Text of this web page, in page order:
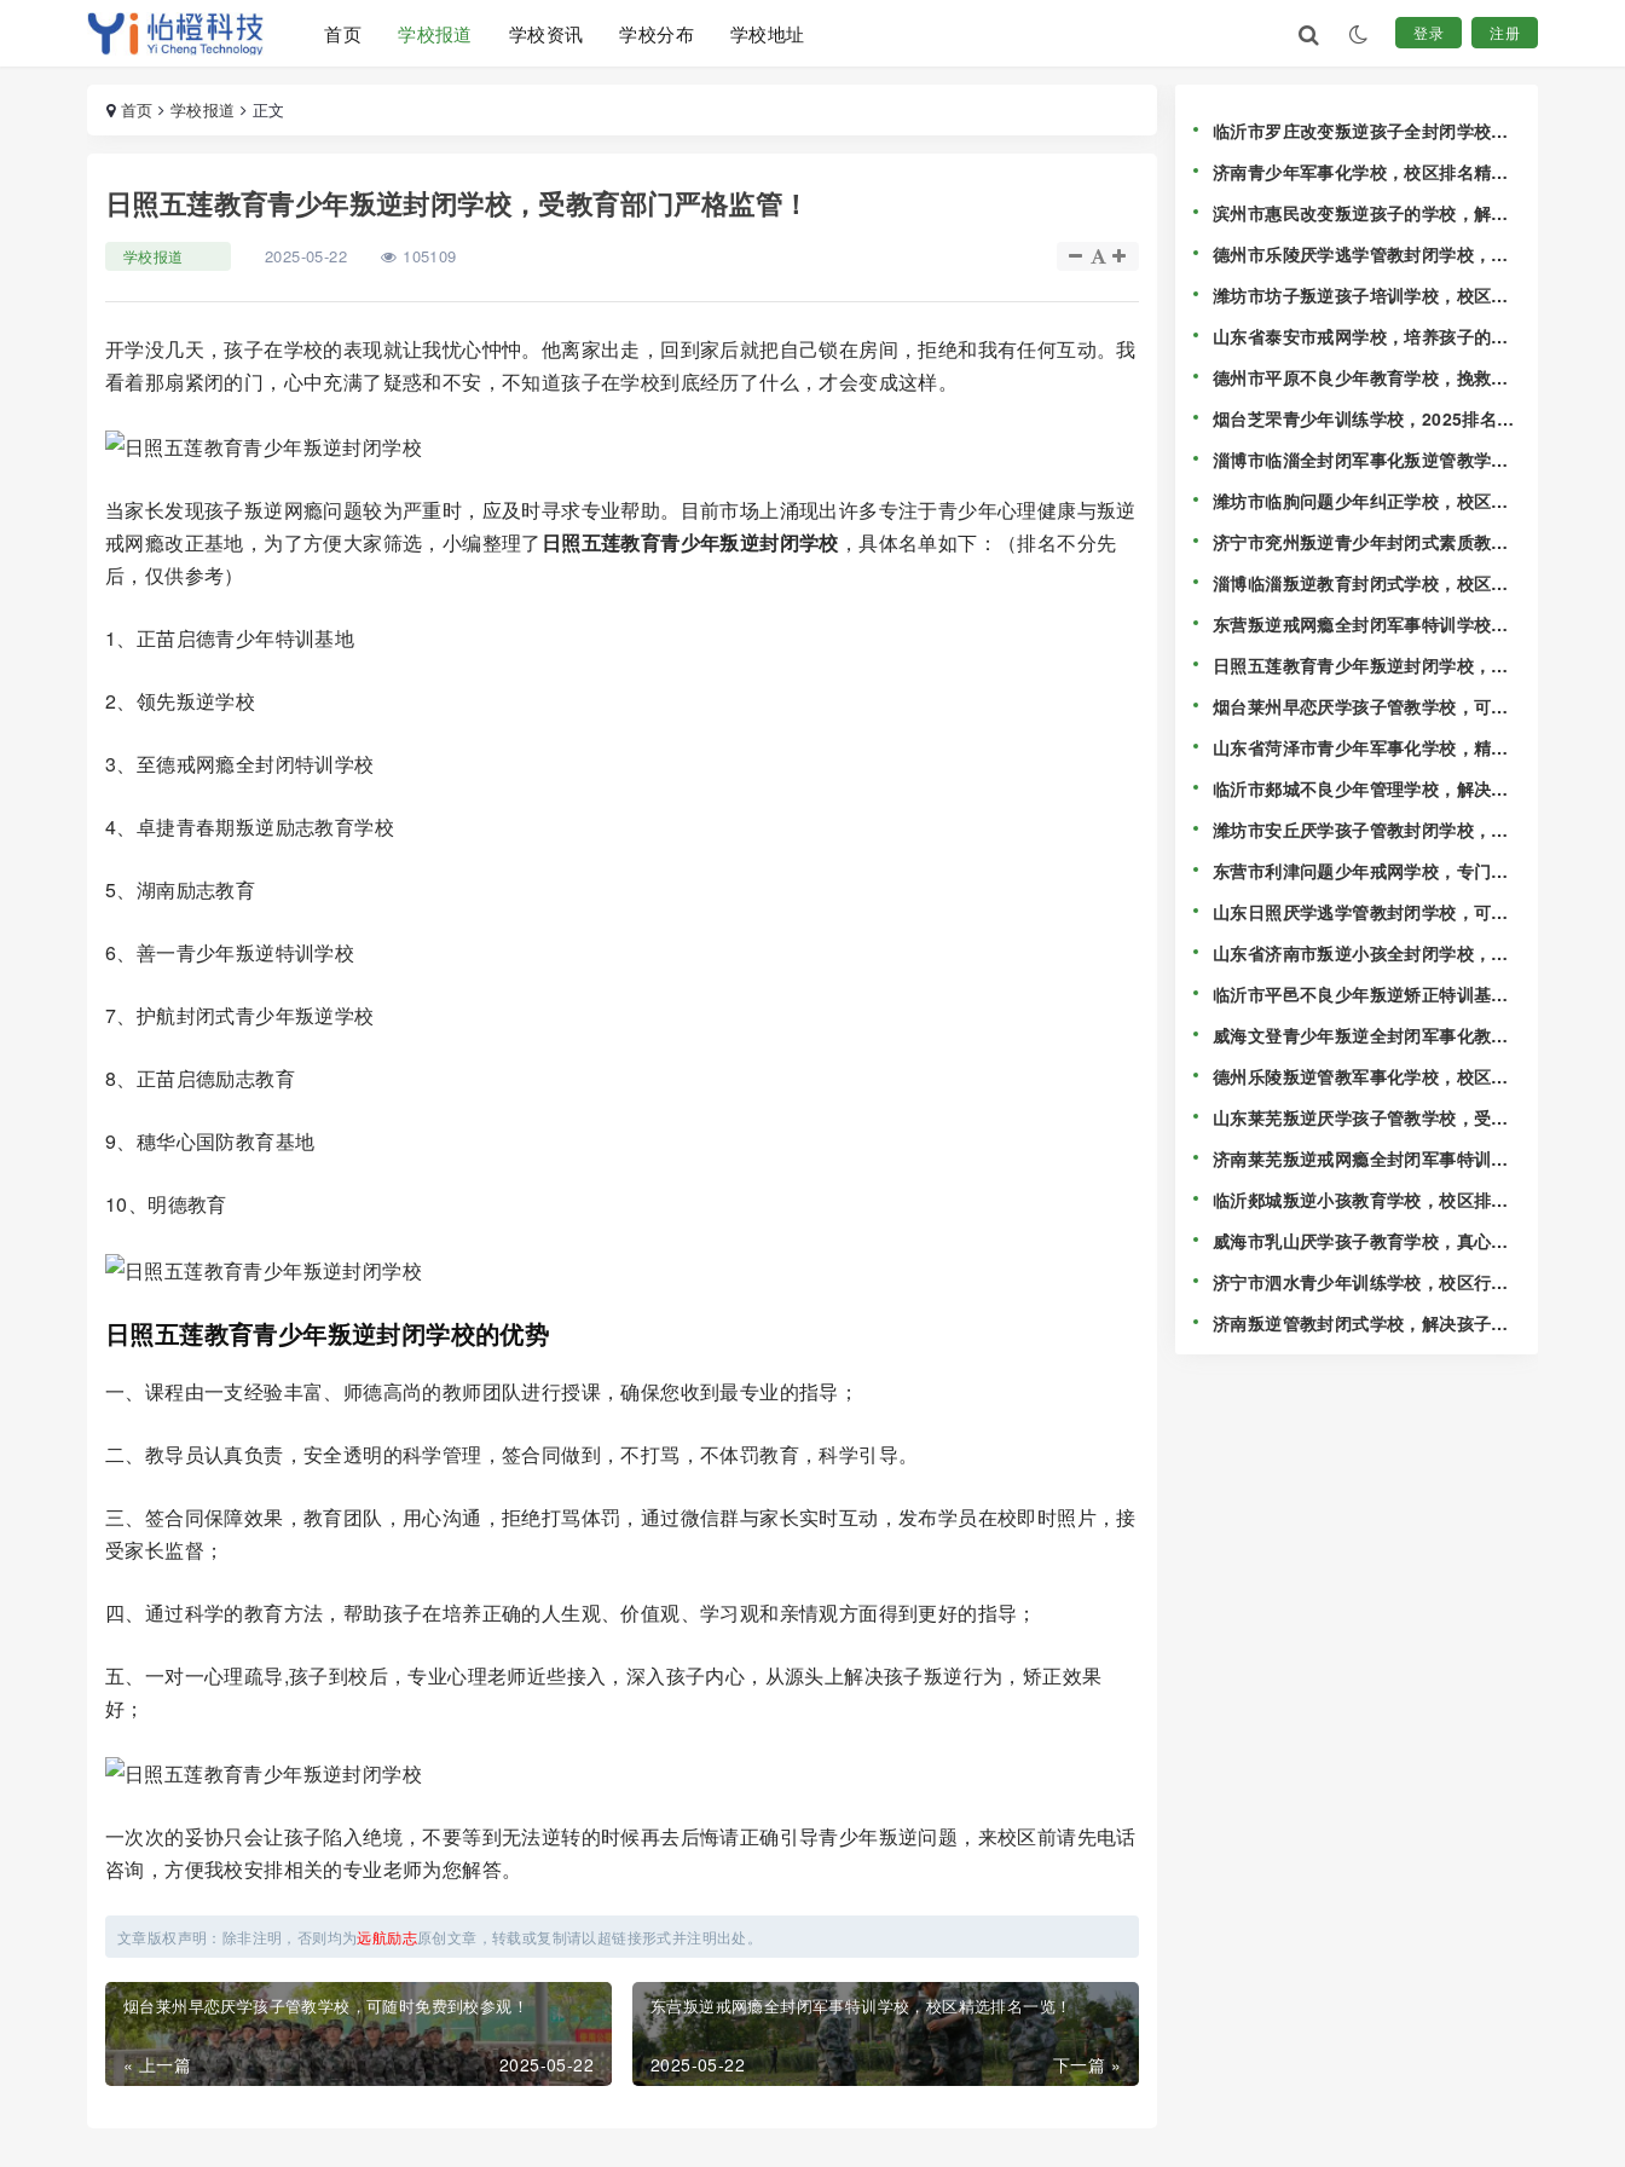
首页 学校报道 学校资讯 学校分布 学校地址 登录 注册
首页 学校报道 正文
日照五莲教育青少年叛逆封闭学校，受教育部门严格监管！
学校报道 2025-05-22 105109
开学没几天，孩子在学校的表现就让我忧心忡忡。他离家出走，回到家后就把自己锁在房间，拒绝和我有任何互动。我
看着那扇紧闭的门，心中充满了疑惑和不安，不知道孩子在学校到底经历了什么，才会变成这样。
当家长发现孩子叛逆网瘾问题较为严重时，应及时寻求专业帮助。目前市场上涌现出许多专注于青少年心理健康与叛逆
戒网瘾改正基地，为了方便大家筛选，小编整理了 日照五莲教育青少年叛逆封闭学校 ，具体名单如下：（排名不分先
后，仅供参考）
1、正苗启德青少年特训基地
2、领先叛逆学校
3、至德戒网瘾全封闭特训学校
4、卓捷青春期叛逆励志教育学校
5、湖南励志教育
6、善一青少年叛逆特训学校
7、护航封闭式青少年叛逆学校
8、正苗启德励志教育
9、穗华心国防教育基地
10、明德教育
日照五莲教育青少年叛逆封闭学校的优势
一、课程由一支经验丰富、师德高尚的教师团队进行授课，确保您收到最专业的指导；
二、教导员认真负责，安全透明的科学管理，签合同做到，不打骂，不体罚教育，科学引导。
三、签合同保障效果，教育团队，用心沟通，拒绝打骂体罚，通过微信群与家长实时互动，发布学员在校即时照片，接
受家长监督；
四、通过科学的教育方法，帮助孩子在培养正确的人生观、价值观、学习观和亲情观方面得到更好的指导；
五、一对一心理疏导,孩子到校后，专业心理老师近些接入，深入孩子内心，从源头上解决孩子叛逆行为，矫正效果
好；
一次次的妥协只会让孩子陷入绝境，不要等到无法逆转的时候再去后悔请正确引导青少年叛逆问题，来校区前请先电话
咨询，方便我校安排相关的专业老师为您解答。
文章版权声明：除非注明，否则均为远航励志原创文章，转载或复制请以超链接形式并注明出处。
烟台莱州早恋厌学孩子管教学校，可随时免费到校参观！
« 上一篇 2025-05-22
东营叛逆戒网瘾全封闭军事特训学校，校区精选排名一览！
下一篇 »
2025-05-22
临沂市罗庄改变叛逆孩子全封闭学校，
校区排行榜公布一览！
济南青少年军事化学校，校区排名精选
出炉！
滨州市惠民改变叛逆孩子的学校，解决
孩子混迹社会的情况！
德州市乐陵厌学逃学管教封闭学校，校
区排行榜公布一览！
潍坊市坊子叛逆孩子培训学校，校区十
大排名名单更新！
山东省泰安市戒网学校，培养孩子的独
立能力！
德州市平原不良少年教育学校，挽救叛
烟台芝罘青少年训练学校，2025排名速
淄博市临淄全封闭军事化叛逆管教学
校，家长可以随时到校参观！
潍坊市临朐问题少年纠正学校，校区排
行榜名单前十！
济宁市兖州叛逆青少年封闭式素质教育
管理学校，家长认可度很高！
淄博临淄叛逆教育封闭式学校，校区排
行榜名单前十！
东营叛逆戒网瘾全封闭军事特训学校，
校区精选排名一览！
日照五莲教育青少年叛逆封闭学校，受
教育部门严格监管！
烟台莱州早恋厌学孩子管教学校，可随
时免费到校参观！
山东省菏泽市青少年军事化学校，精选
叛逆戒网瘾特训学校！
临沂市郯城不良少年管理学校，解决孩
子沉迷手机的情况！
潍坊市安丘厌学孩子管教封闭学校，
2025精选校区名单一览！
东营市利津问题少年戒网学校，专门戒
游戏瘾的学校！
山东日照厌学逃学管教封闭学校，可随
时免费到校参观！
山东省济南市叛逆小孩全封闭学校，校
区五大名单公布！
临沂市平邑不良少年叛逆矫正特训基
地，校区精选排名一览！
威海文登青少年叛逆全封闭军事化教育
学校，校区排名前五一览！
德州乐陵叛逆管教军事化学校，校区精
选排名一览！
山东莱芜叛逆厌学孩子管教学校，受到
各地家长好评！
济南莱芜叛逆戒网瘾全封闭军事特训学
校，行业前十的学校推荐！
临沂郯城叛逆小孩教育学校，校区排名
精选出炉！
威海市乳山厌学孩子教育学校，真心挽
救叛逆期的孩子！
济宁市泗水青少年训练学校，校区行业
前十推荐！
济南叛逆管教封闭式学校，解决孩子不